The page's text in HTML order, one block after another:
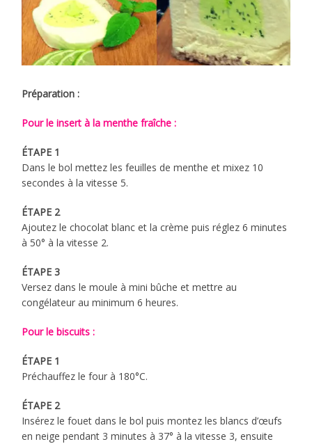
Préparation :
Pour le insert à la menthe fraîche :
ÉTAPE 1
Dans le bol mettez les feuilles de menthe et mixez 10
secondes à la vitesse 5.
ÉTAPE 2
Ajoutez le chocolat blanc et la crème puis réglez 6 minutes
à 50° à la vitesse 2.
ÉTAPE 3
Versez dans le moule à mini bûche et mettre au
congélateur au minimum 6 heures.
Pour le biscuits :
ÉTAPE 1
Préchauffez le four à 180°C.
ÉTAPE 2
Insérez le fouet dans le bol puis montez les blancs d’œufs
en neige pendant 3 minutes à 37° à la vitesse 3, ensuite